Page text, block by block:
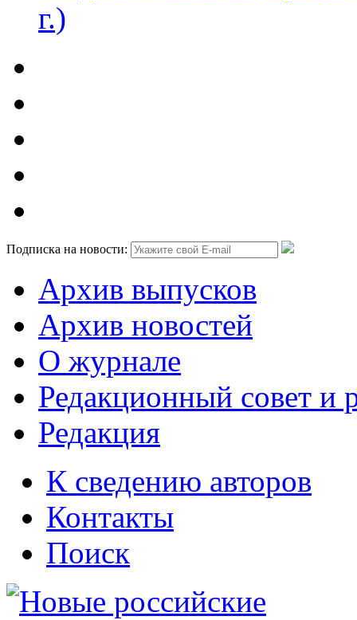
г.)
Подписка на новости:
Архив выпусков
Архив новостей
О журнале
Редакционный совет и
Редакция
К сведению авторов
Контакты
Поиск